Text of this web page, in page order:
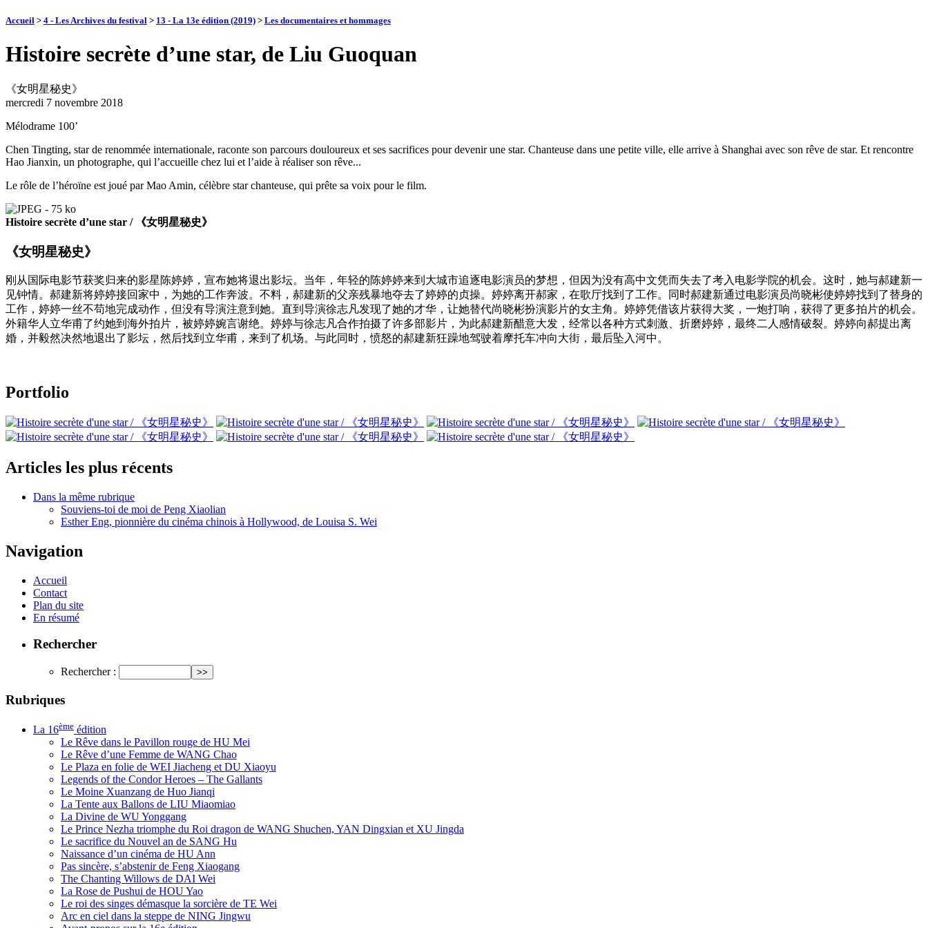
Accueil > 4 - Les Archives du festival > 13 - La 13e édition (2019) > Les documentaires et hommages
Histoire secrète d’une star, de Liu Guoquan
《女明星秘史》
mercredi 7 novembre 2018
Mélodrame 100’
Chen Tingting, star de renommée internationale, raconte son parcours douloureux et ses sacrifices pour devenir une star. Chanteuse dans une petite ville, elle arrive à Shanghai avec son rêve de star. Et rencontre
Hao Jianxin, un photographe, qui l’accueille chez lui et l’aide à réaliser son rêve...
Le rôle de l’héroïne est joué par Mao Amin, célèbre star chanteuse, qui prête sa voix pour le film.
Histoire secrète d’une star / 《女明星秘史》
《女明星秘史》
刚从国际电影节获奖归来的影星陈婷婷，宣布她将退出影坛。当年，年轻的陈婷婷来到大城市追逐电影演员的梦想，但因为没有高中文凭而失去了考入电影学院的机会。这时，她与郝建新一
见钟情。郝建新将婷婷接回家中，为她的工作奔波。不料，郝建新的父亲残暴地夺去了婷婷的贞操。婷婷离开郝家，在歌厅找到了工作。同时郝建新通过电影演员尚晓彬使婷婷找到了替身的
工作，婷婷一丝不苟地完成动作，但没有导演注意到她。直到导演徐志凡发现了她的才华，让她替代尚晓彬扮演影片的女主角。婷婷凭借该片获得大奖，一炮打响，获得了更多拍片的机会。
外籍华人立华甫了约她到海外拍片，被婷婷婉言谢绝。婷婷与徐志凡合作拍摄了许多部影片，为此郝建新醋意大发，经常以各种方式刺激、折磨婷婷，最终二人感情破裂。婷婷向郝提出离
婚，并毅然决然地退出了影坛，然后找到立华甫，来到了机场。与此同时，愤怒的郝建新狂躁地驾驶着摩托车冲向大街，最后坠入河中。
Portfolio
Articles les plus récents
Dans la même rubrique
Souviens-toi de moi de Peng Xiaolian
Esther Eng, pionnière du cinéma chinois à Hollywood, de Louisa S. Wei
Navigation
Accueil
Contact
Plan du site
En résumé
Rechercher
Rechercher :
Rubriques
La 16ème édition
Le Rêve dans le Pavillon rouge de HU Mei
Le Rêve d’une Femme de WANG Chao
Le Plaza en folie de WEI Jiacheng et DU Xiaoyu
Legends of the Condor Heroes – The Gallants
Le Moine Xuanzang de Huo Jianqi
La Tente aux Ballons de LIU Miaomiao
La Divine de WU Yonggang
Le Prince Nezha triomphe du Roi dragon de WANG Shuchen, YAN Dingxian et XU Jingda
Le sacrifice du Nouvel an de SANG Hu
Naissance d’un cinéma de HU Ann
Pas sincère, s’abstenir de Feng Xiaogang
The Chanting Willows de DAI Wei
La Rose de Pushui de HOU Yao
Le roi des singes démasque la sorcière de TE Wei
Arc en ciel dans la steppe de NING Jingwu